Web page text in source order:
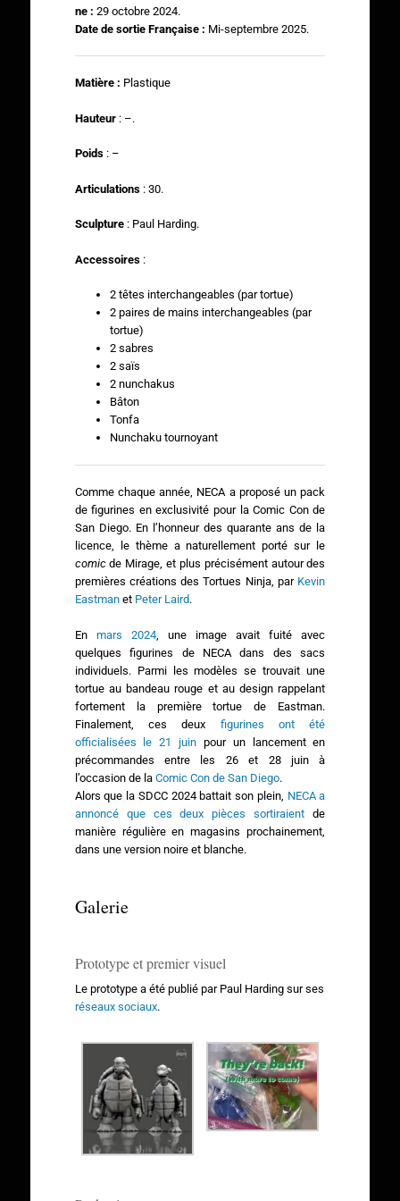
ne : 29 octobre 2024.
Date de sortie Française : Mi-septembre 2025.
Matière : Plastique
Hauteur : –.
Poids: –
Articulations: 30.
Sculpture : Paul Harding.
Accessoires:
2 têtes interchangeables (par tortue)
2 paires de mains interchangeables (par
tortue)
2 sabres
2 saïs
2 nunchakus
Bâton
Tonfa
Nunchaku tournoyant
Comme chaque année, NECA a proposé un pack
de figurines en exclusivité pour la Comic Con de
San Diego. En l’honneur des quarante ans de la
licence, le thème a naturellement porté sur le
comicde Mirage, et plus précisément autour des
premières créations des Tortues Ninja, par Kevin
Eastmanet Peter Laird.
En mars 2024, une image avait fuité avec
quelques figurines de NECA dans des sacs
individuels. Parmi les modèles se trouvait une
tortue au bandeau rouge et au design rappelant
fortement la première tortue de Eastman.
Finalement, ces deux figurines ont été
officialisées le 21 juin pour un lancement en
précommandes entre les 26 et 28 juin à
l’occasion de la Comic Con de San Diego.
Alors que la SDCC 2024 battait son plein, NECA a
annoncé que ces deux pièces sortiraient de
manière régulière en magasins prochainement,
dans une version noire et blanche.
Galerie
Prototype et premier visuel
Le prototype a été publié par Paul Harding sur ses
réseaux sociaux.